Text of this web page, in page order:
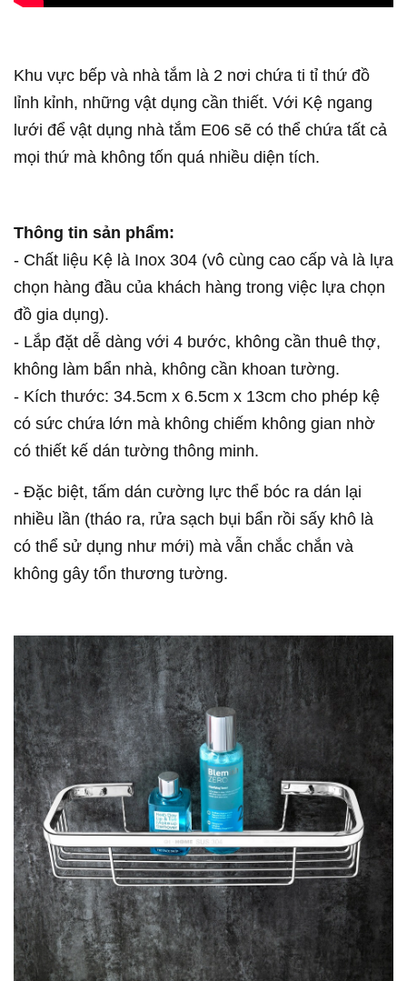
Khu vực bếp và nhà tắm là 2 nơi chứa ti tỉ thứ đồ
lỉnh kỉnh, những vật dụng cần thiết. Với Kệ ngang
lưới để vật dụng nhà tắm E06 sẽ có thể chứa tất cả
mọi thứ mà không tốn quá nhiều diện tích.
Thông tin sản phẩm:
- Chất liệu Kệ là Inox 304 (vô cùng cao cấp và là lựa
chọn hàng đầu của khách hàng trong việc lựa chọn
đồ gia dụng).
- Lắp đặt dễ dàng với 4 bước, không cần thuê thợ,
không làm bẩn nhà, không cần khoan tường.
- Kích thước: 34.5cm x 6.5cm x 13cm cho phép kệ
có sức chứa lớn mà không chiếm không gian nhờ
có thiết kế dán tường thông minh.
- Đặc biệt, tấm dán cường lực thể bóc ra dán lại
nhiều lần (tháo ra, rửa sạch bụi bẩn rồi sấy khô là
có thể sử dụng như mới) mà vẫn chắc chắn và
không gây tổn thương tường.